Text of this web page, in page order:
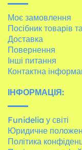
Моє замовлення
Посібник товарів
Доставка
Повернення
Інші питання
Контактна
ІНФОРМАЦІЯ:
Funidelia у світі
Юридичне
Політика